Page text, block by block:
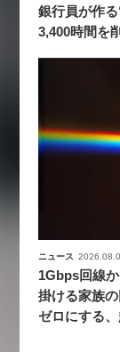
銀行員が作
3,400時間を
ニュース
1Gbps回線
掛ける家族
ゼロにする